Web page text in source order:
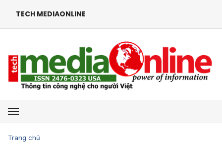
TECH MEDIAONLINE
Mở menu
Trang chủ